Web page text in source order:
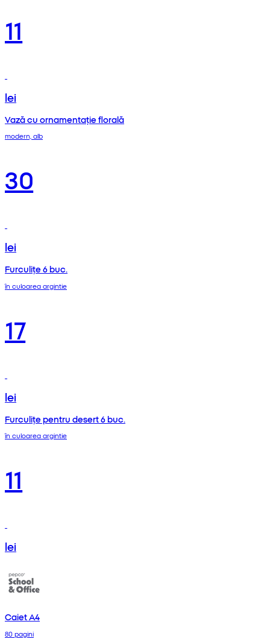
11
lei
Vază cu ornamentație florală
modern, alb
30
lei
Furculițe 6 buc.
în culoarea argintie
17
lei
Furculițe pentru desert 6 buc.
în culoarea argintie
11
lei
Caiet A4
80 pagini